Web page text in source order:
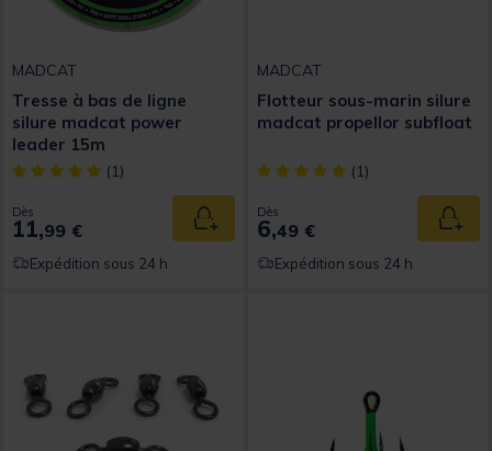
MADCAT
Tresse à bas de ligne
silure madcat power
leader 15m
[object Object] out of 5 Customer Rating
(1)
Dès
11,99 € Ajouter au panier
Expédition sous 24 h
MADCAT
Flotteur sous-marin silure
madcat propellor subfloat
[object Object] out of 5
(1)
Dès
6,49 €
Expédition sous 24 h